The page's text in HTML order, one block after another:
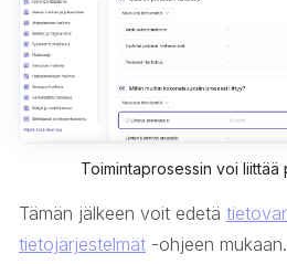
Toimintaprosessin voi
Tämän jälkeen voit edetä
tietojärjestelmät -ohjeen mukaan.